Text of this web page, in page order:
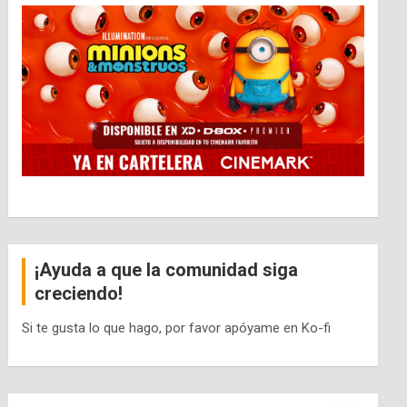
¡Ayuda a que la comunidad siga
creciendo!
Si te gusta lo que hago, por favor apóyame en Ko-fi